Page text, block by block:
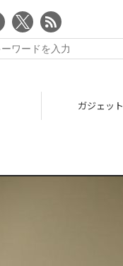
ガジェット